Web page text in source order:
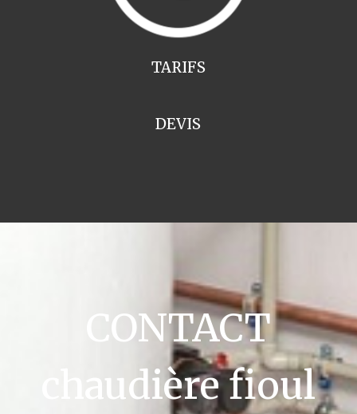
TARIFS
DEVIS
CONTACT
chaudière fioul